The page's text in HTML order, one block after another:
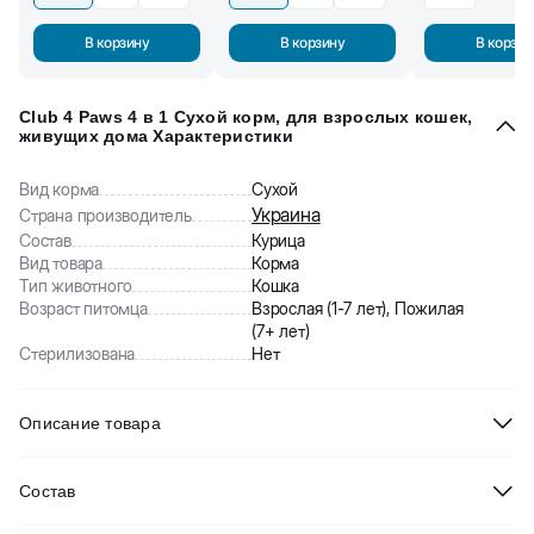
В корзину В корзину В
Club 4 Paws 4 в 1 Сухой корм, для взрослых кошек,
живущих дома Характеристики
Вид корма
Сухой
Страна производитель
Украина
Состав
Курица
Вид товара
Корма
Тип животного
Кошка
Возраст питомца
Взрослая (1-7 лет), Пожилая
(7+ лет)
Стерилизована
Нет
Описание товара
содержащихся в домашних условиях. Обеспечивает любимца
Состав